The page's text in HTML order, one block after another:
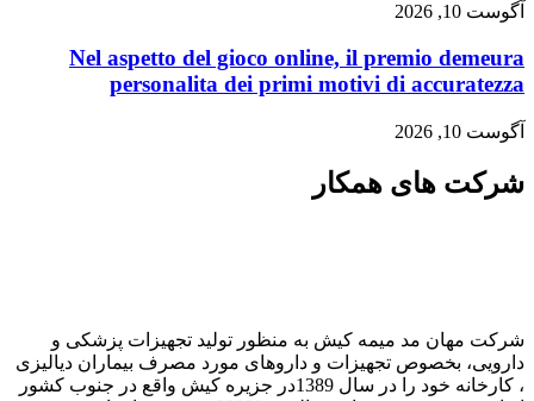
آگوست 10, 2026
Nel aspetto del gioco online, il premio demeura
personalita dei primi motivi di accuratezza
آگوست 10, 2026
شرکت های همکار
شرکت مهان مد میمه کیش به منظور تولید تجهیزات پزشکی و
دارویی، بخصوص تجهیزات و داروهای مورد مصرف بیماران دیالیزی
، کارخانه خود را در سال 1389در جزیره کیش واقع در جنوب کشور